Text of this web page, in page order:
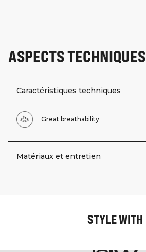
ASPECTS TECHNIQUES
Caractéristiques techniques
Great breathability
Matériaux et entretien
STYLE WITH